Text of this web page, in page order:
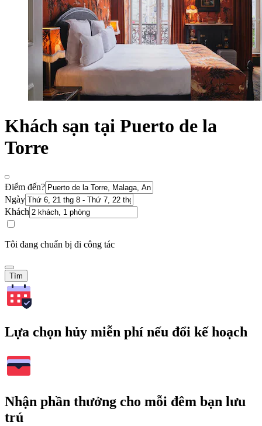
Khách sạn tại Puerto de la
Torre
Điểm đến?
Ngày
Khách
Tôi đang chuẩn bị đi công tác
Tìm
Lựa chọn hủy miễn phí nếu đổi kế hoạch
Nhận phần thưởng cho mỗi đêm bạn lưu
trú